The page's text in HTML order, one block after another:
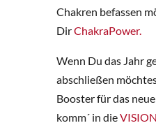
Chakren befassen
DirChakraPower.
Wenn Du das Jahr
abschließen
Booster für das
komm´ in die